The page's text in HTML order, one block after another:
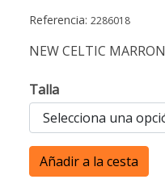
Referencia: 2286018
NEW CELTIC MARRON
Talla
Añadir a la cesta